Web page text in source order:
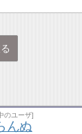
のユーザ]
んぬ